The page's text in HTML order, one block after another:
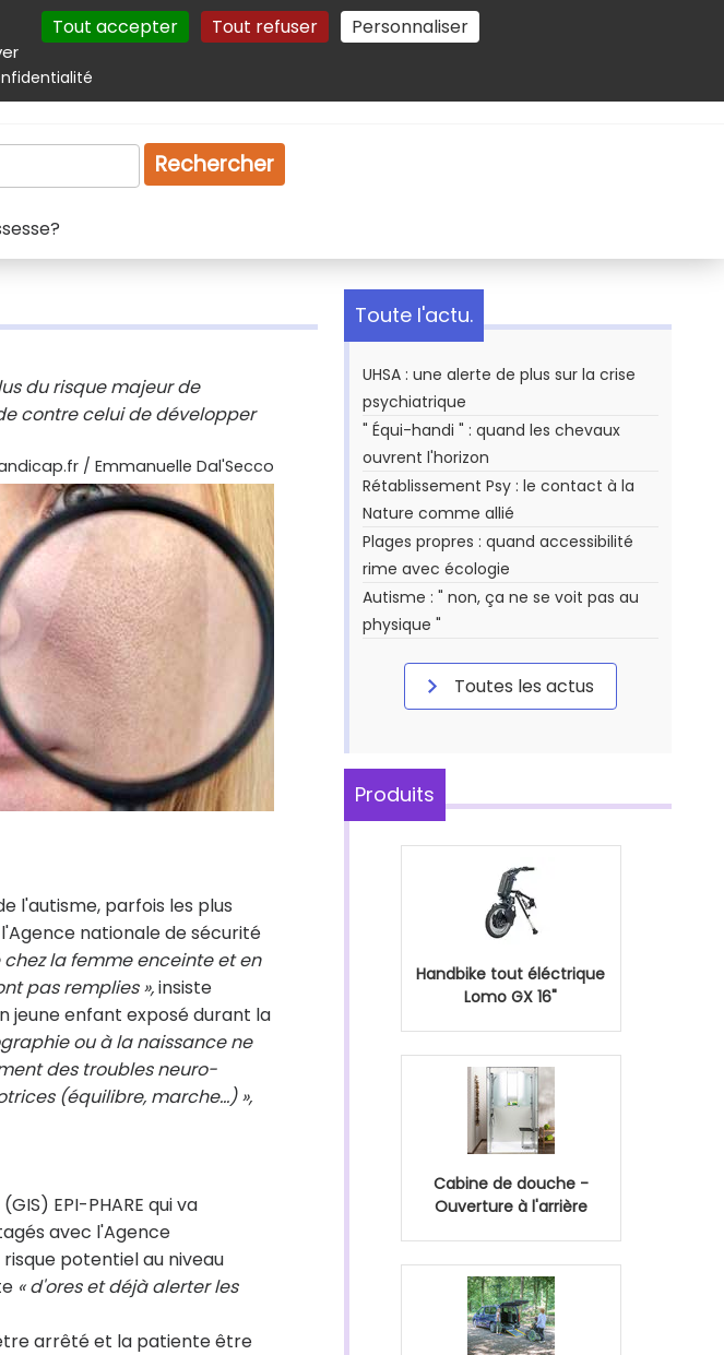
Tout accepter Tout refuser Personnaliser
Autres services Plan du site Gestion des cookies
Droit
Rechercher
du risque majeur de
contre celui de développer
/ Emmanuelle Dal'Secco
l'autisme, parfois les plus
nationale de sécurité
la femme enceinte et en
pas remplies »,insiste
jeune enfant exposé durant la
ou à la naissance ne
des troubles neuro-
(équilibre, marche…) »,
EPI-PHARE qui va
avec l'Agence
potentiel au niveau
« d'ores et déjà alerter les
arrêté et la patiente être
Toute l'actu.
UHSA : une alerte de plus sur la crise
psychiatrique
" Équi-handi " : quand les chevaux
ouvrent l'horizon
Rétablissement Psy : le contact à la
Nature comme allié
Plages propres : quand accessibilité
rime avec écologie
Autisme : " non, ça ne se voit pas au
physique "
Toutes les actus
Produits
Handbike tout éléctrique
Lomo GX 16"
Cabine de douche -
Ouverture à l'arrière